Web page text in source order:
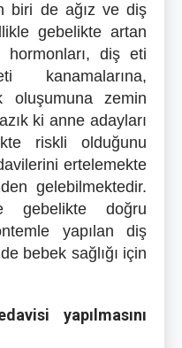
biri de ağız ve diş
gebelikte artan
diş eti
kanamalarına,
oluşumuna zemin
ki anne adayları
riskli olduğunu
ertelemekte
gelebilmektedir.
gebelikte doğru
yapılan diş
bebek sağlığı için
yapılmasını